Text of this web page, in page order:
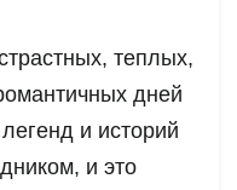
теплых,
дней
и историй
и это